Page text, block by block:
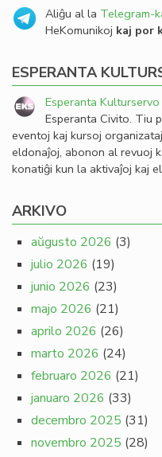
Aliĝu al la Telegram-
HeKomunikoj kaj por
ESPERANTA
Esperanta Kulturservo
Esperanta Civito. Tiu
eventoj kaj kursoj
eldonaĵoj, abonon al revuoj
konatiĝi kun la aktivaĵoj kaj
ARKIVO
aŭgusto 2026 (3)
julio 2026 (19)
junio 2026 (23)
majo 2026 (21)
aprilo 2026 (26)
marto 2026 (24)
februaro 2026 (21)
januaro 2026 (33)
decembro 2025 (31)
novembro 2025 (28)